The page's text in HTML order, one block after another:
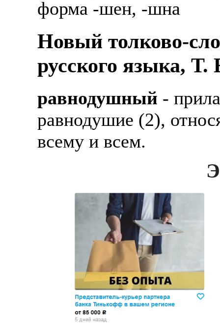
форма -шен, -шна
Новый толково-
русского языка,
равнодушный -
равнодушие (2),
всему и всем.